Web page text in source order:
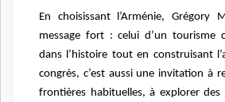
En choisissant l’Arménie, Grégory
message fort : celui d’un tourisme
dans l’histoire tout en construisant
congrès, c’est aussi une invitation à
frontières habituelles, à explorer